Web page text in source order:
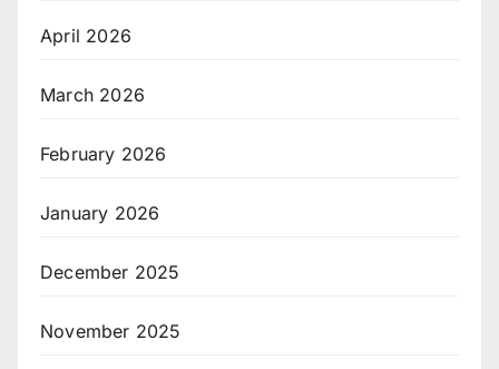
April 2026
March 2026
February 2026
January 2026
December 2025
November 2025